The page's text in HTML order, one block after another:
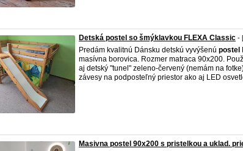
Detská postel so šmýklavkou FLEXA Classic -
Predám kvalitnú Dánsku detskú vyvýšenú postel
masívna borovica. Rozmer matraca 90x200.
aj detský "tunel" zeleno-červený (nemám na
závesy na podposteľný priestor ako aj LED
Masivna postel 90x200 s pristelkou a uklad.